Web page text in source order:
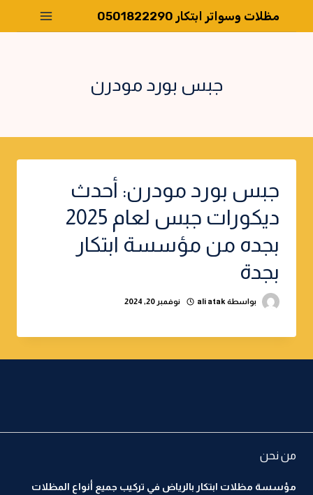
مظلات وسواتر ابتكار 0501822290
جبس بورد مودرن
جبس بورد مودرن: أحدث
ديكورات جبس لعام 2025
بجده من مؤسسة ابتكار
بجدة
بواسطة ali atak نوفمبر 20, 2024
من نحن
مؤسسة مظلات ابتكار بالرياض في تركيب جميع أنواع المظلات